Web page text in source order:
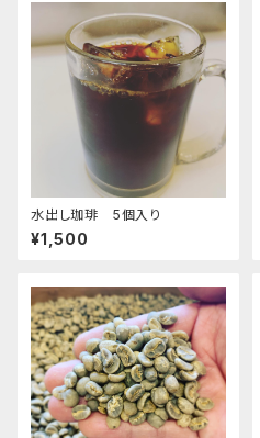
水出し珈琲 5個入り
¥1,500